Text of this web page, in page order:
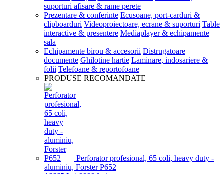
suporturi afisare & rame perete
Prezentare & conferinte Ecusoane, port-carduri &
clipboarduri Videoproiectoare, ecrane & suporturi Table
interactive & presentere Mediaplayer & echipamente
sala
Echipamente birou & accesorii Distrugatoare
documente Ghilotine hartie Laminare, indosariere &
folii Telefoane & reportofoane
PRODUSE RECOMANDATE
Perforator profesional, 65 coli, heavy duty -
aluminiu, Forster P652